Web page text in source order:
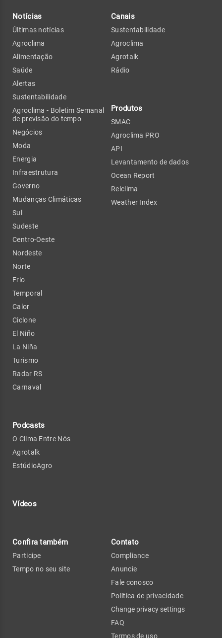
Notícias
Últimas notícias
Agroclima
Alimentação
Saúde
Alertas
Sustentabilidade
Agroclima - Boletim Semanal
de previsão do tempo
Negócios
Moda
Energia
Infraestrutura
Governo
Mudanças Climáticas
Sul
Sudeste
Centro-Oeste
Nordeste
Norte
Frio
Temporal
Calor
Ciclone
El Niño
La Niña
Turismo
Radar RS
Carnaval
Podcasts
O Clima Entre Nós
Agrotalk
EstúdioAgro
Vídeos
Canais
Sustentabilidade
Agroclima
Agrotalk
Rádio
Produtos
SMAC
Agroclima PRO
API
Levantamento de dados
Ocean Report
Relclima
Weather Index
Confira também
Participe
Tempo no seu site
Contato
Compliance
Anuncie
Fale conosco
Política de privacidade
Change privacy settings
FAQ
Termos de uso